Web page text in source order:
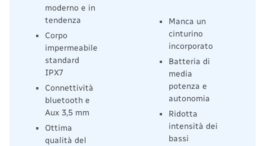
moderno e in
tendenza
Corpo
impermeabile
standard
IPX7
Connettività
bluetooth e
Aux 3,5 mm
Ottima
qualità del
Manca un
cinturino
incorporato
Batteria di
media
potenza e
autonomia
Ridotta
intensità dei
bassi